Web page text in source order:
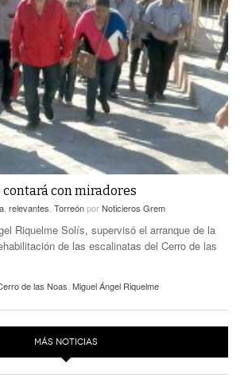
contará con miradores
, relevantes, TorreónporNoticieros Grem
Riquelme Solís, supervisó el arranque de la
de las escalinatas del Cerro de las
de las Noas, Miguel Ángel Riquelme
MÁS NOTICIAS